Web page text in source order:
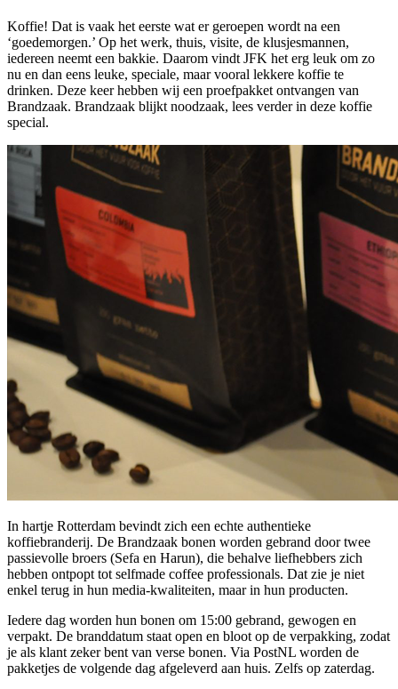
Koffie! Dat is vaak het eerste wat er geroepen wordt na een
‘goedemorgen.’ Op het werk, thuis, visite, de klusjesmannen,
iedereen neemt een bakkie. Daarom vindt JFK het erg leuk om zo
nu en dan eens leuke, speciale, maar vooral lekkere koffie te
drinken. Deze keer hebben wij een proefpakket ontvangen van
Brandzaak. Brandzaak blijkt noodzaak, lees verder in deze koffie
special.
In hartje Rotterdam bevindt zich een echte authentieke
koffiebranderij. De Brandzaak bonen worden gebrand door twee
passievolle broers (Sefa en Harun), die behalve liefhebbers zich
hebben ontpopt tot selfmade coffee professionals. Dat zie je niet
enkel terug in hun media-kwaliteiten, maar in hun producten.
Iedere dag worden hun bonen om 15:00 gebrand, gewogen en
verpakt. De branddatum staat open en bloot op de verpakking, zodat
je als klant zeker bent van verse bonen. Via PostNL worden de
pakketjes de volgende dag afgeleverd aan huis. Zelfs op zaterdag.